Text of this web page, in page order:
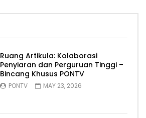
Ruang Artikula: Kolaborasi
Penyiaran dan Perguruan Tinggi –
Bincang Khusus PONTV
PONTV MAY 23, 2026